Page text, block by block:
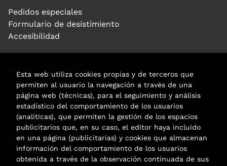
Pedidos especiales
Formulario de desistimiento
Accesibilidad
Puede interesarte
Noticias
Agenda
Contacto
Carrer Aribau, 84
Esta web utiliza cookies propias y de terceros que
permiten al usuario la navegación a través de una
página web (técnicas), para el seguimiento y análisis
estadístico del comportamiento de los usuarios
(analíticas), que permiten la gestión de los espacios
publicitarios que, en su caso, el editor haya incluido
en una página (publicitarias) y cookies que almacenan
información del comportamiento de los usuarios
obtenida a través de la observación continuada de sus